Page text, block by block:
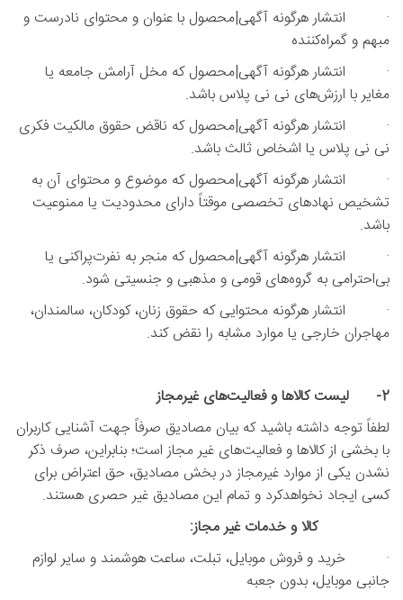
· انتشار هرگونه آگهی|محصول با عنوان و محتوای نادرست و
مبهم و گمراه‌کننده
· انتشار هرگونه آگهی|محصول که مخل آرامش جامعه یا
مغایر با ارزش‌های نی نی پلاس باشد.
· انتشار هرگونه آگهی|محصول که ناقض حقوق مالکیت فکری
نی نی پلاس یا اشخاص ثالث باشد.
· انتشار هرگونه آگهی|محصول که موضوع و محتوای آن به
تشخیص نهادهای تخصصی موقتاً دارای محدودیت یا ممنوعیت
باشد.
· انتشار هرگونه آگهی|محصول که منجر به نفرت‌پراکنی یا
بی‌احترامی به گروه‌های قومی و مذهبی و جنسیتی شود.
· انتشار هرگونه محتوایی که حقوق زنان، کودکان، سالمندان،
مهاجران خارجی یا موارد مشابه را نقض کند.
2- لیست کالاها و فعالیت‌های غیرمجاز
لطفاً توجه داشته باشید که بیان مصادیق صرفاً جهت آشنایی کاربران
با بخشی از کالاها و فعالیت‌های غیر مجاز است؛ بنابراین، صرف ذکر
نشدن یکی از موارد غیرمجاز در بخش مصادیق، حق اعتراض برای
کسی ایجاد نخواهدکرد و تمام این مصادیق غیر حصری هستند.
کالا و خدمات غیر مجاز:
· خرید و فروش موبایل، تبلت، ساعت هوشمند و سایر لوازم
جانبی موبایل، بدون جعبه